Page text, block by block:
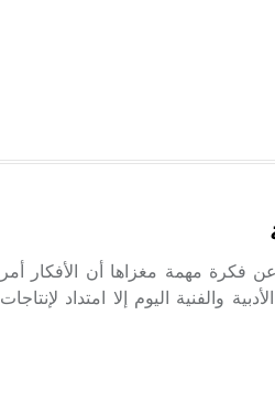
فكرة مهمة مغزاها أن الأفكار أمر
والفنية اليوم إلا امتداد لإنتاجات